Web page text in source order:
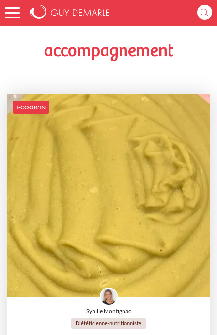
Accueil revedereglisse
Listes de favoris
accompagnement
accompagnement
I-COOK'IN
Sybille Montignac
Diététicienne-nutritionniste